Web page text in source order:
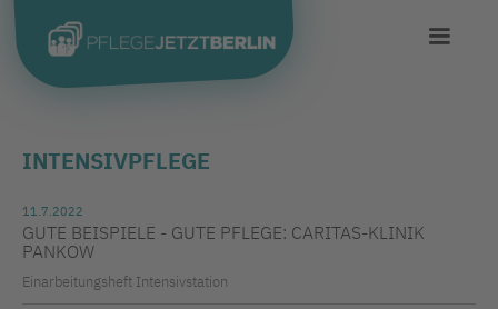
INTENSIVPFLEGE
11.7.2022
GUTE BEISPIELE - GUTE PFLEGE: CARITAS-KLINIK
PANKOW
Einarbeitungsheft Intensivstation